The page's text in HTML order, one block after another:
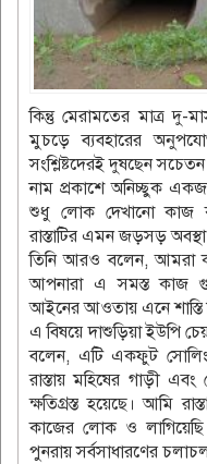
কিন্তু মেরামতের মাত্র দু-
মুচড়ে ব্যবহারের
সংশ্লিষ্টদেরই দুষছেন
নাম প্রকাশে অনিচ্ছুক
শুধু লোক দেখানো কাজ
রাস্তাটির এমন জড়সড়
তিনি আরও বলেন, আমরা
আপনারা এ সমস্ত কাজ
আইনের আওতায় এনে শাস্তি
এ বিষয়ে দাশুড়িয়া ইউপি
বলেন, এটি একফুট সোলিং
রাস্তায় মহিষের গাড়ী
ক্ষতিগ্রস্ত হয়েছে। আমি
কাজের লোক ও
পুনরায় সর্বসাধারণের